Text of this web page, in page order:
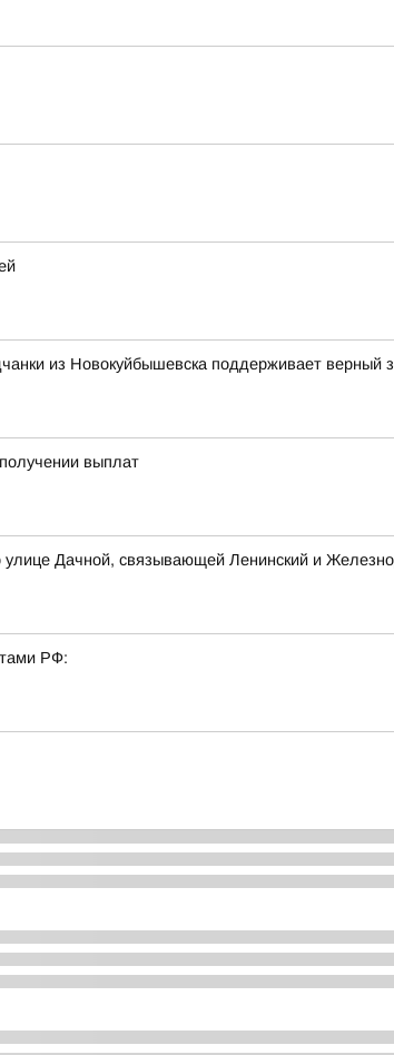
из Новокуйбышевска поддерживает верный
выплат
улице Дачной, связывающей Ленинский и
РФ: